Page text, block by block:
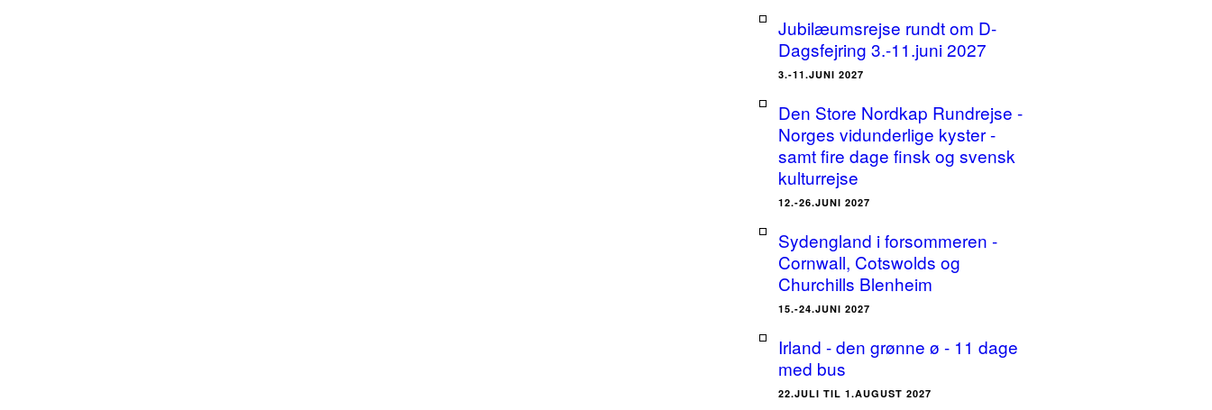
Jubilæumsrejse rundt om D-
Dagsfejring 3.-11.juni 2027
3.-11.JUNI 2027
Den Store Nordkap Rundrejse -
Norges vidunderlige kyster -
samt fire dage finsk og svensk
kulturrejse
12.-26.JUNI 2027
Sydengland i forsommeren -
Cornwall, Cotswolds og
Churchills Blenheim
15.-24.JUNI 2027
Irland - den grønne ø - 11 dage
med bus
22.JULI TIL 1.AUGUST 2027